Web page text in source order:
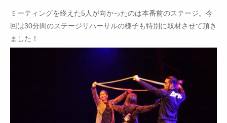
ミーティングを終えた5人が向かったのは本番前のステージ。今
回は30分間のステージリハーサルの様子も特別に取材させて頂き
ました！